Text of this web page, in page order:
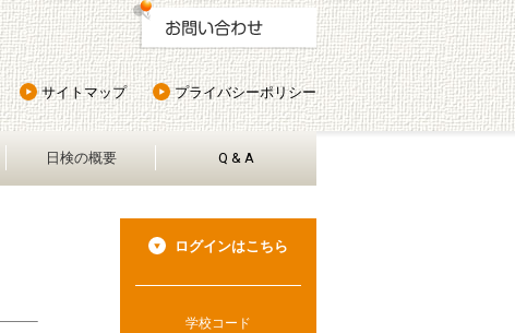
ログインはこちら
学校コード
サイトマップ プライバシーポリシー
日検の概要 Q & A